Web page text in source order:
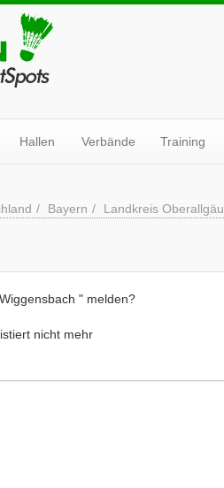
Hallen Verbände Training
Bayern Landkreis Oberallgäu
" melden?
nicht mehr